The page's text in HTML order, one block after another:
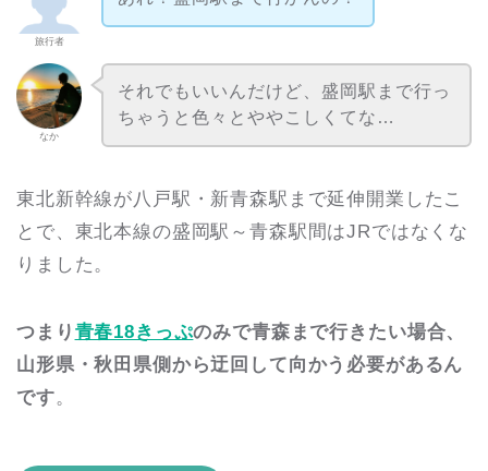
旅行者
なか
それでもいいんだけど、盛岡駅まで行っ
ちゃうと色々とややこしくてな…
東北新幹線が八戸駅・新青森駅まで延伸開業したこ
とで、東北本線の盛岡駅～青森駅間はJRではなくな
りました。
つまり 青春18きっぷのみで青森まで行きたい場合、
山形県・秋田県側から迂回して向かう必要があるん
です。